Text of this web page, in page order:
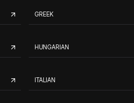
GREEK
HUNGARIAN
ITALIAN